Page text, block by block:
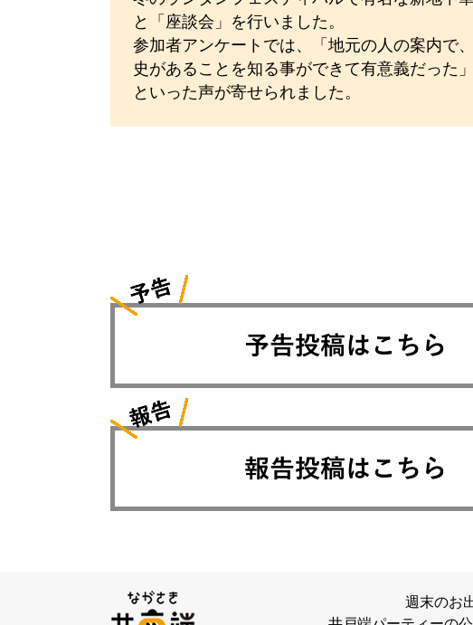
と「座談会」を行いました。
参加者アンケートでは、「地元の人の案内で
史があることを知る事ができて有意義だった
といった声が寄せられました。
週末のお